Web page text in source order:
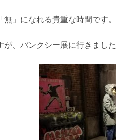
」になれる貴重な時間です。
、バンクシー展に行きました